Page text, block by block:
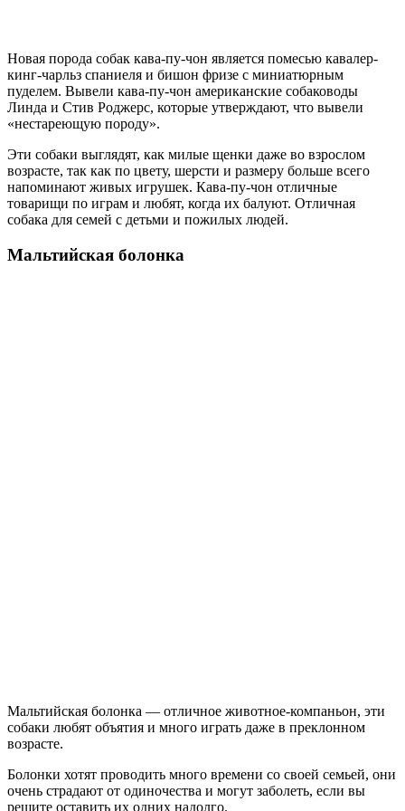
Новая порода собак кава-пу-чон является помесью кавалер-
кинг-чарльз спаниеля и бишон фризе с миниатюрным
пуделем. Вывели кава-пу-чон американские собаководы
Линда и Стив Роджерс, которые утверждают, что вывели
«нестареющую породу».
Эти собаки выглядят, как милые щенки даже во взрослом
возрасте, так как по цвету, шерсти и размеру больше всего
напоминают живых игрушек. Кава-пу-чон отличные
товарищи по играм и любят, когда их балуют. Отличная
собака для семей с детьми и пожилых людей.
Мальтийская болонка
Мальтийская болонка — отличное животное-компаньон, эти
собаки любят объятия и много играть даже в преклонном
возрасте.
Болонки хотят проводить много времени со своей семьей, они
очень страдают от одиночества и могут заболеть, если вы
решите оставить их одних надолго.